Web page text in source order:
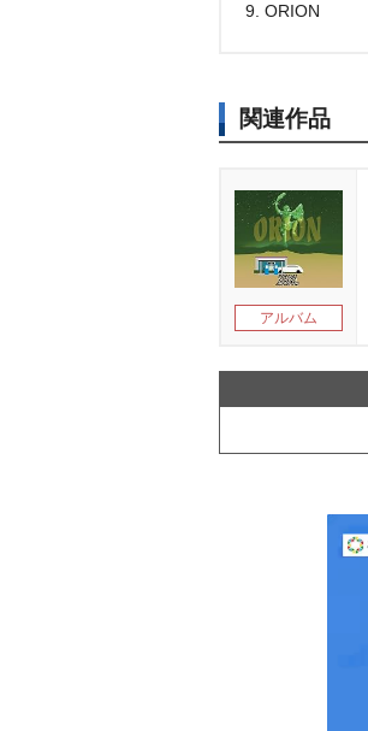
9. ORION
関連作品
アルバム